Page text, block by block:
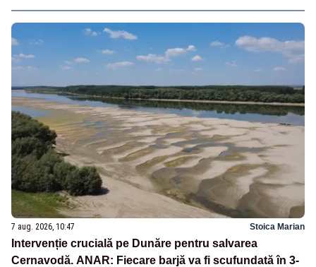
7 aug. 2026, 10:47 Stoica Marian
Intervenție crucială pe Dunăre pentru salvarea
Cernavodă. ANAR: Fiecare barjă va fi scufundată în 3-